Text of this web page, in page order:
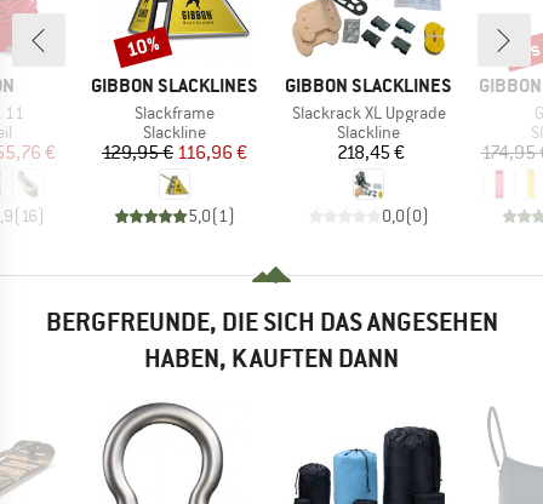
11
Preis
€
( 16)
MARKE
GIBBON SLACKLINES
Artikel
Slackframe
Produktgruppe
Slackline
Preis
129,95 €reduzierter Preis
116,96 €
5,0( 1)
Rabatt
10%
MARKE
GIBBON SLACKLINES
Artikel
Slackrack XL Upgrade
Produktgruppe
Slackline
Preis
218,45 €
0,0(0)
MARKE
174,95
BERGFREUNDE, DIE SICH DAS ANGESEHEN
HABEN, KAUFTEN DANN